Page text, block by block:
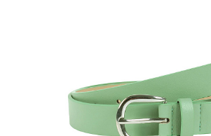
Запросить цену
Другие варианты товара